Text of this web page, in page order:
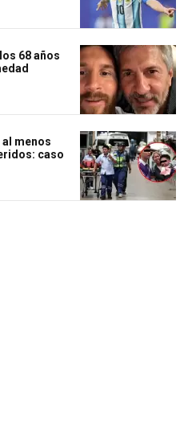
68 años
menos
caso